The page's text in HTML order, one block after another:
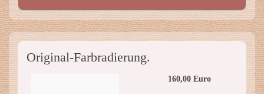
Original-Farbradierung.
160,00 Euro